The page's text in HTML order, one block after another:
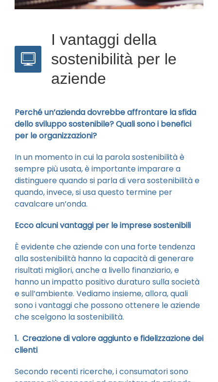
I vantaggi della
sostenibilità per le
aziende
Perché un’azienda dovrebbe affrontare la sfida
dello sviluppo sostenibile? Quali sono i benefici
per le organizzazioni?
In un momento in cui la parola sostenibilità è
sempre più usata, è importante imparare a
distinguere quando si parla di vera sostenibilità e
quando, invece, si usa questo termine per
cavalcare un’onda.
Ecco alcuni vantaggi per le imprese sostenibili
È evidente che aziende con una forte tendenza
alla sostenibilità hanno la capacità di generare
risultati migliori, anche a livello finanziario, e
hanno un impatto positivo duraturo sulla società
e sull’ambiente. Vediamo insieme, allora, quali
sono i vantaggi che possono ottenere le aziende
che scelgono la sostenibilità.
1. Creazione di valore aggiunto e fidelizzazione dei
clienti
Secondo recenti ricerche, i consumatori sono